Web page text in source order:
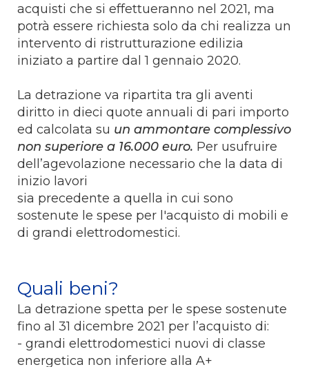
acquisti che si effettueranno nel 2021, ma
potrà essere richiesta solo da chi realizza un
intervento di ristrutturazione edilizia
iniziato a partire dal 1 gennaio 2020.
La detrazione va ripartita tra gli aventi
diritto in dieci quote annuali di pari importo
ed calcolata su un ammontare complessivo
non superiore a 16.000 euro. Per usufruire
dell’agevolazione necessario che la data di
inizio lavori
sia precedente a quella in cui sono
sostenute le spese per l'acquisto di mobili e
di grandi elettrodomestici.
Quali beni?
La detrazione spetta per le spese sostenute
fino al 31 dicembre 2021 per l’acquisto di:
- grandi elettrodomestici nuovi di classe
energetica non inferiore alla A+